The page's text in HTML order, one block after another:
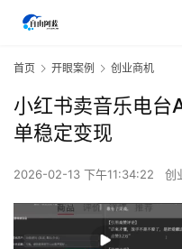
首页 开眼案例 创业商机
小红书卖音乐电台
单稳定变现
2026-02-13 下午11:34:22 创